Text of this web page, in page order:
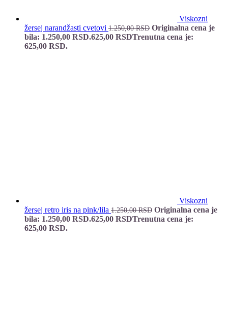
Viskozni
žersej narandžasti cvetovi 1.250,00RSD Originalna cena je
bila: 1.250,00 RSD.625,00 RSDTrenutna cena je:
625,00 RSD.
Viskozni
žersej retro iris na pink/lila 1.250,00RSD Originalna cena je
bila: 1.250,00 RSD.625,00 RSDTrenutna cena je:
625,00 RSD.